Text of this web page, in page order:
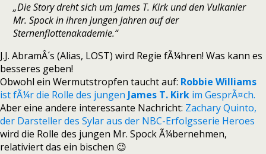
„Die Story dreht sich um James T. Kirk und den Vulkanier
Mr. Spock in ihren jungen Jahren auf der
Sternenflottenakademie.“
J.J. AbramÂ´s (Alias, LOST) wird Regie fÃ¼hren! Was kann es
besseres geben!
Obwohl ein Wermutstropfen taucht auf: Robbie Williams
ist fÃ¼r die Rolle des jungen James T. Kirk im GesprÃ¤ch.
Aber eine andere interessante Nachricht: Zachary Quinto,
der Darsteller des Sylar aus der NBC-Erfolgsserie Heroes
wird die Rolle des jungen Mr. Spock Ã¼bernehmen,
relativiert das ein bischen 😉